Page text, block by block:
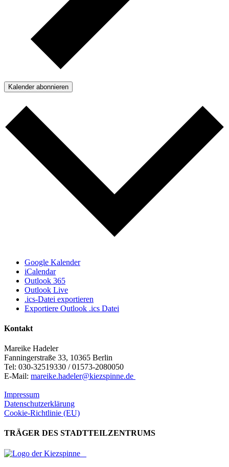
Kalender abonnieren
Google Kalender
iCalendar
Outlook 365
Outlook Live
.ics-Datei exportieren
Exportiere Outlook .ics Datei
Kontakt
Mareike Hadeler
Fanningerstraße 33, 10365 Berlin
Tel: 030-32519330 / 01573-2080050
E-Mail: mareike.hadeler@kiezspinne.de
Impressum
Datenschutzerklärung
Cookie-Richtlinie (EU)
TRÄGER DES STADTTEILZENTRUMS